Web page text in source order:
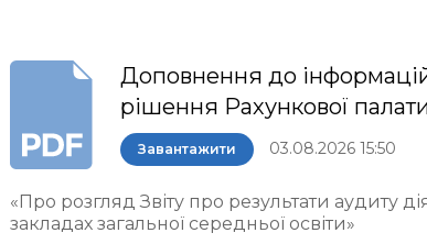
Доповнення до
рішення Рахункової
Завантажити 03.08.2026 15:50
«Про розгляд Звіту про результати аудиту
закладах загальної середньої освіти»